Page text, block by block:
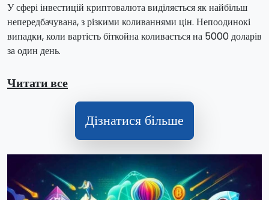
У сфері інвестицій криптовалюта виділяється як найбільш
непередбачувана, з різкими коливаннями цін. Непоодинокі
випадки, коли вартість біткойна коливається на 5000 доларів
за один день.
Читати все
Дізнатися більше